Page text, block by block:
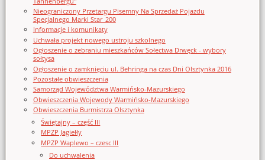
Nieograniczony Przetargu Pisemny Na Sprzedaż Pojazdu
Specjalnego Marki Star_200
Informacje i komunikaty
Uchwała projekt nowego ustroju szkolnego
Ogłoszenie o zebraniu mieszkańców Sołectwa Drwęck - wybory
sołtysa
Ogłoszenie o zamknięciu ul. Behringa na czas Dni Olsztynka 2016
Pozostałe obwieszczenia
Samorząd Województwa Warmińsko-Mazurskiego
Obwieszczenia Wojewody Warmińsko-Mazurskiego
Obwieszczenia Burmistrza Olsztynka
Świętajny – część III
MPZP Jagiełły
MPZP Waplewo – czesc III
Do uchwalenia